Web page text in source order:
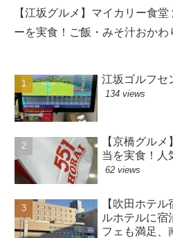
【江坂グルメ】マイカリー食
ーを実食！ご飯・みそ汁おか
江坂ゴルフセ
134 views
【京橋グル
当を実食！人
62 views
【吹田ホテ
ルホテルに宿
フェも満足、